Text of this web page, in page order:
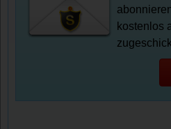
kostenlos